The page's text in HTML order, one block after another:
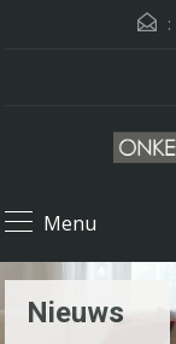
:
Menu
Nieuws